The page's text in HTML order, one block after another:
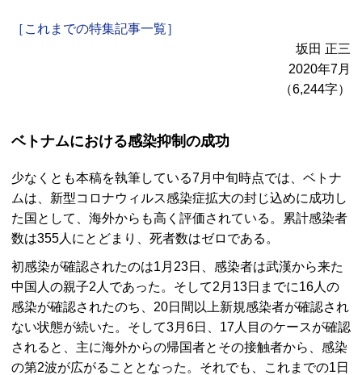
［これまでの特集記事一覧］
坂田 正三
2020年7月
（6,244字）
ベトナムにおける感染抑制の成功
少なくとも本稿を執筆している7月中旬時点では、ベトナ
ムは、新型コロナウィルス感染症拡大の封じ込めに成功し
た国として、海外からも高く評価されている。累計感染者
数は355人にとどまり、死者数はゼロである。
初感染が確認されたのは1月23日、感染者は武漢から来た
中国人の親子2人であった。そして2月13日までに16人の
感染が確認されたのち、20日間以上新規感染者が確認され
ない状態が続いた。そして3月6日、17人目のケースが確認
されると、主に海外からの帰国者とその接触者から、感染
の第2波が広がることとなった。それでも、これまでの1日